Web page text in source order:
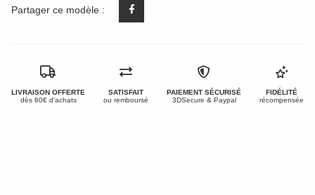
Partager ce modèle :
LIVRAISON OFFERTE
dès 60€ d'achats
SATISFAIT
ou remboursé
PAIEMENT SÉCURISÉ
3DSecure & Paypal
FIDÉLITÉ
récompensée